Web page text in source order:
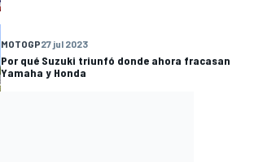
MOTOGP27 jul 2023
Por qué Suzuki triunfó donde ahora fracasan
Yamaha y Honda